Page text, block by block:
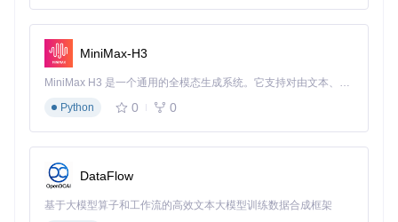
图无法接收触摸事件。
结语
React Native Pinchable是一个功能强大且易于集成的开
能。无论你是开发社交媒体应用、电商应用还是新闻阅读应
用，React Native Pinchable都能为你的用户带来更加丰
富的交互体验。赶快尝试一下吧！
MiniMax-H3
MiniMax H3 是一个通用的全模态生成系统。它支持对由文本、图像、视频和音频组成的多模态上下文进行统一理解，并能生成分辨率高达 2K、时长可达 15 秒的带原生立体声音频的视频。得益于面向任务泛化的系统设计，H3 在预训练阶段就已具备广泛的多模态上下文理解与生成能力，能够出色地执行复杂的多模态指令。
Python
0 0
DataFlow
基于大模型算子和工作流的高效文本大模型训练数据合成框架